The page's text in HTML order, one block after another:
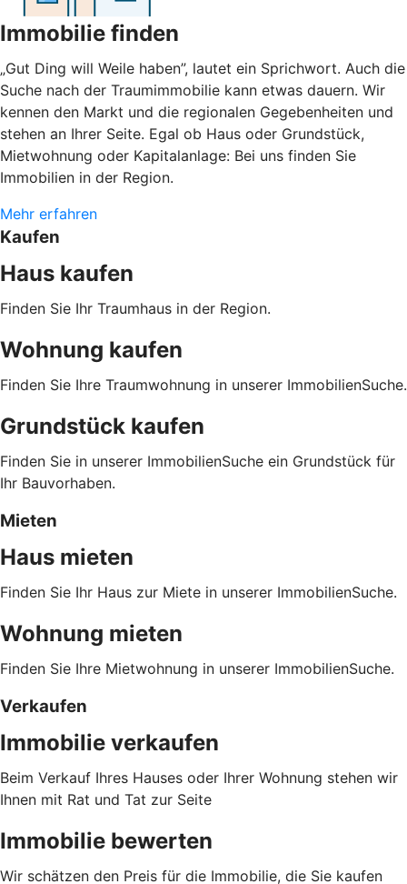
Immobilie finden
„Gut Ding will Weile haben”, lautet ein Sprichwort. Auch die
Suche nach der Traumimmobilie kann etwas dauern. Wir
kennen den Markt und die regionalen Gegebenheiten und
stehen an Ihrer Seite. Egal ob Haus oder Grundstück,
Mietwohnung oder Kapitalanlage: Bei uns finden Sie
Immobilien in der Region.
Mehr erfahren
Kaufen
Haus kaufen
Finden Sie Ihr Traumhaus in der Region.
Wohnung kaufen
Finden Sie Ihre Traumwohnung in unserer ImmobilienSuche.
Grundstück kaufen
Finden Sie in unserer ImmobilienSuche ein Grundstück für
Ihr Bauvorhaben.
Mieten
Haus mieten
Finden Sie Ihr Haus zur Miete in unserer ImmobilienSuche.
Wohnung mieten
Finden Sie Ihre Mietwohnung in unserer ImmobilienSuche.
Verkaufen
Immobilie verkaufen
Beim Verkauf Ihres Hauses oder Ihrer Wohnung stehen wir
Ihnen mit Rat und Tat zur Seite
Immobilie bewerten
Wir schätzen den Preis für die Immobilie, die Sie kaufen